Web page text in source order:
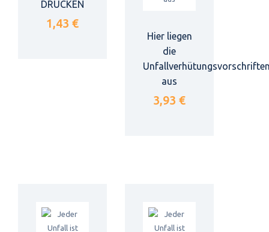
DRÜCKEN
1,43 €
Hier liegen
die
aus
3,93 €